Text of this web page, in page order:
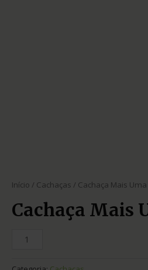
Início / Cachaças / Cachaça Mais
Cachaça Mais